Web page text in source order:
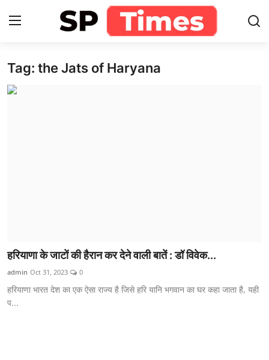
Login Register
मनोरंजन
शिक्षा
लाइफस्टाइल
Tag: the Jats of Haryana
हरियाणा के जाटों की हैरान कर देने वाली बातें : डॉ विवेक...
admin Oct 31, 2023 0
हरियाणा भारत देश का एक ऐसा राज्य है जिसे हरि यानि भगवान का घर कहा जाता है, यही
प...